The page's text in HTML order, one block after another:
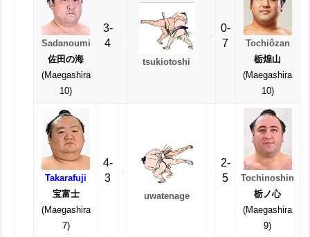
Sadanoumi
佐田の海
(Maegashira
10)
3-
4
tsukiotoshi
0-
7
Tochiôzan
栃煌山
(Maegashira
10)
Takarafuji
宝富士
(Maegashira
7)
4-
3
uwatenage
2-
5
Tochinoshin
栃ノ心
(Maegashira
9)